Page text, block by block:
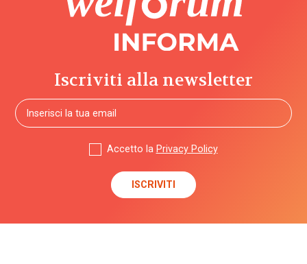
Iscriviti alla newsletter
Accetto la Privacy Policy